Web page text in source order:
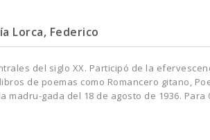
Lorca, Federico
del siglo XX. Participó de la
de poemas como Romancero gitano,
madru-gada del 18 de agosto de 1936.